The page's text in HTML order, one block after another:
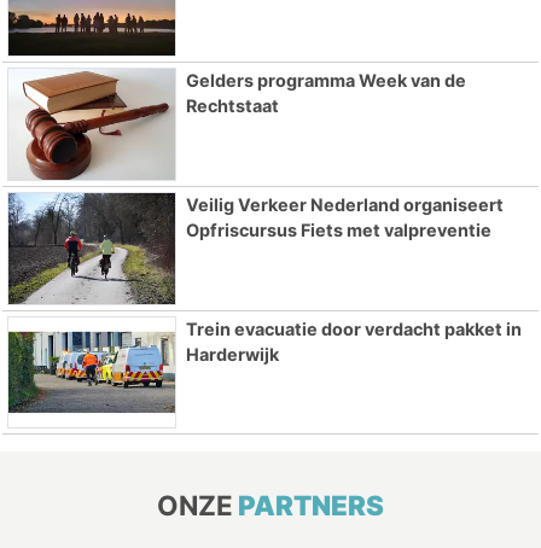
Gelders programma Week van de
Rechtstaat
Veilig Verkeer Nederland organiseert
Opfriscursus Fiets met valpreventie
Trein evacuatie door verdacht pakket in
Harderwijk
ONZE PARTNERS